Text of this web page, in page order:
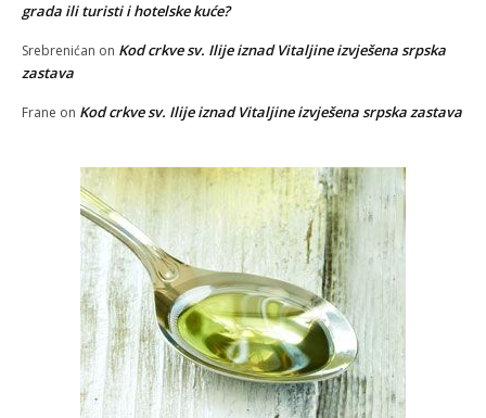
grada ili turisti i hotelske kuće?
Srebrenićan on Kod crkve sv. Ilije iznad Vitaljine izvješena srpska
zastava
Frane on Kod crkve sv. Ilije iznad Vitaljine izvješena srpska zastava